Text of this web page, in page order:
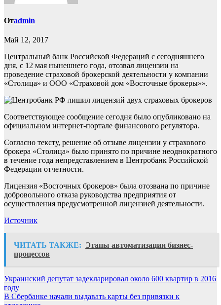
Отadmin
Май 12, 2017
Центральный банк Российской Федераций с сегодняшнего
дня, с 12 мая нынешнего года, отозвал лицензии на
проведение страховой брокерской деятельности у компании
«Столица» и ООО «Страховой дом «Восточные брокеры»».
Соответствующее сообщение сегодня было опубликовано на
официальном интернет-портале финансового регулятора.
Согласно тексту, решение об отзыве лицензии у страхового
брокера «Столица» было принято по причине неоднократного
в течение года непредставлением в Центробанк Российской
Федерации отчетности.
Лицензия «Восточных брокеров» была отозвана по причине
добровольного отказа руководства предприятия от
осуществления предусмотренной лицензией деятельности.
Источник
ЧИТАТЬ ТАКЖЕ: Этапы автоматизации бизнес-
процессов
Навигация
по
Украинский депутат задекларировал около 600 квартир в 2016
году
В Сбербанке начали выдавать карты без привязки к